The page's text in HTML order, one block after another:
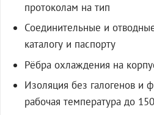
протоколам на тип
Соединительные и
каталогу и паспорту
Рёбра охлаждения на
Изоляция без галогенов и
рабочая температура до